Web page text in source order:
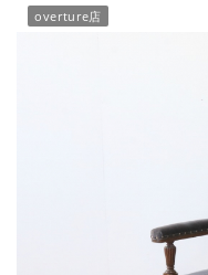
overture店